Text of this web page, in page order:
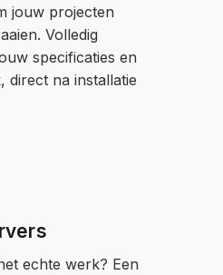
jouw projecten
Volledig
specificaties en
direct na installatie
echte werk? Een